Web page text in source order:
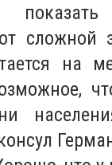
сложной
на